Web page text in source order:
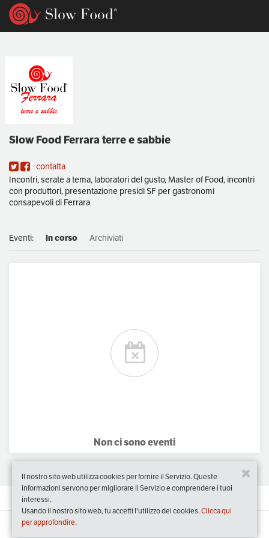
Slow Food Ferrara terre e sabbie
contatta
Incontri, serate a tema, laboratori del gusto, Master of Food, incontri
con produttori, presentazione presidi SF per gastronomi
consapevoli di Ferrara
Eventi: In corso Archiviati
Non ci sono eventi
Il nostro sito web utilizza cookies per fornire il Servizio. Queste
informazioni servono per migliorare il Servizio e comprendere i tuoi
interessi.
Usando il nostro sito web, tu accetti l'utilizzo dei cookies. Clicca qui
per approfondire.